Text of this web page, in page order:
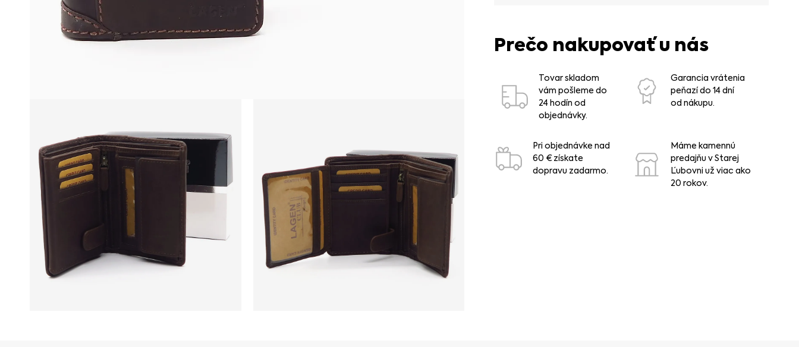
Prečo nakupovať u nás
Tovar skladom
vám pošleme do
24 hodín od
objednávky.
Garancia vrátenia
peňazí do 14 dní
od nákupu.
Pri objednávke nad
60 € získate
dopravu zadarmo.
Máme kamennú
predajňu v Starej
Ľubovni už viac ako
20 rokov.